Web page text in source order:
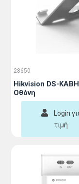
28650
Hikvision DS-
Οθόνη
Login
τιμή